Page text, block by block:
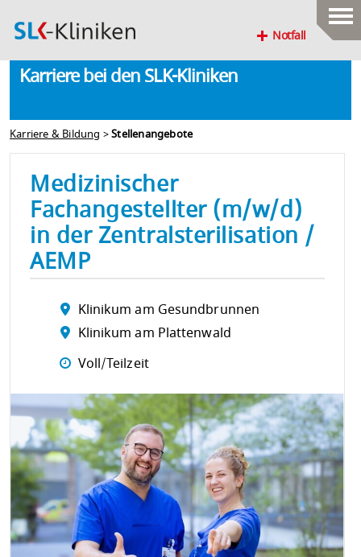
Notfall
Karriere bei den SLK-Kliniken
Karriere & Bildung >Stellenangebote
Medizinischer
Fachangestellter (m/w/d)
in der Zentralsterilisation /
AEMP
Klinikum am Gesundbrunnen
Klinikum am Plattenwald
Voll/Teilzeit